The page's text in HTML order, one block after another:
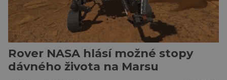
Rover NASA hlásí možné stopy
dávného života na Marsu